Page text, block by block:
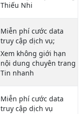
Thiếu Nhi
Miễn phí cước data
truy cập dịch vụ;
Xem không giới hạn
nội dung chuyên trang
Tin nhanh
Miễn phí cước data
truy cập dịch vụ